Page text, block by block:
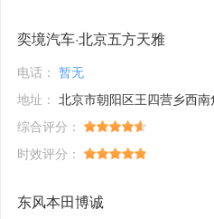
奕境汽车·北京五方天雅
电话： 暂无
地址： 北京市朝阳区王四营乡西
综合评分：
时效评分：
东风本田博诚